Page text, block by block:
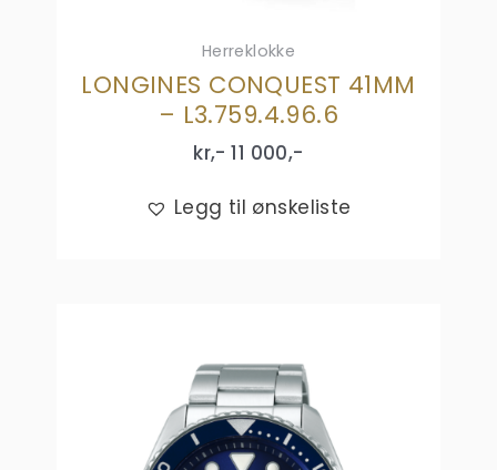
Herreklokke
LONGINES CONQUEST 41MM
– L3.759.4.96.6
kr,- 11 000,-
Legg til ønskeliste